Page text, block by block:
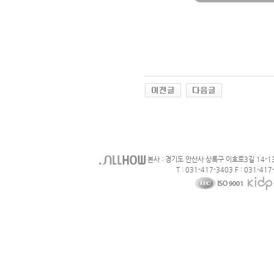
본사 : 경기도 안산사 상록구 이호로3길 14-
T : 031-417-3403 F : 031-